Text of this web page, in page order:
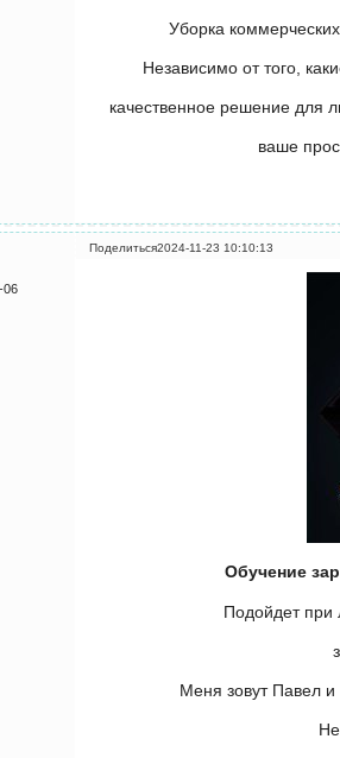
Уборка
Независимо от того,
качественное решение для
ваше
Поделиться2024-11-23 10:10:13
06
Обучение
Подойдет при
Меня зовут Павел